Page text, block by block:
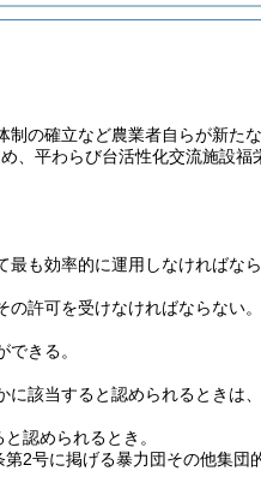
の確立など農業者自らが新た
、平わらび台活性化交流施設福
も効率的に運用しなければなら
許可を受けなければならない。
きる。
に該当すると認められるときは
認められるとき。
第2号に掲げる暴力団その他集団